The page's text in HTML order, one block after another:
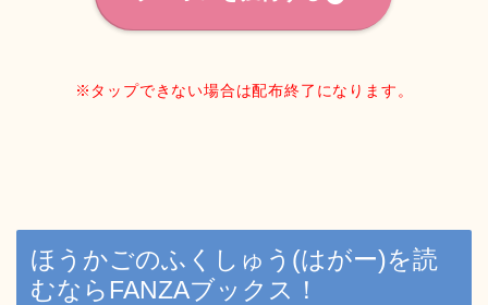
※タップできない場合は配布終了になります。
ほうかごのふくしゅう(はがー)を読
むならFANZAブックス！